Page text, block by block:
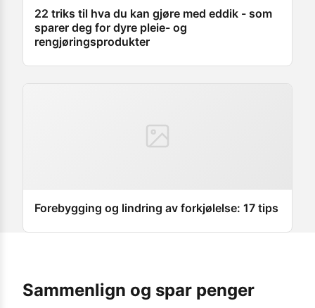
22 triks til hva du kan gjøre med eddik - som
sparer deg for dyre pleie- og
rengjøringsprodukter
Forebygging og lindring av forkjølelse: 17 tips
Sammenlign og spar penger